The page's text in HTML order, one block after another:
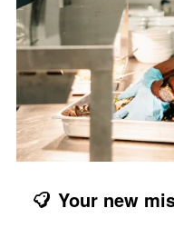
Your new